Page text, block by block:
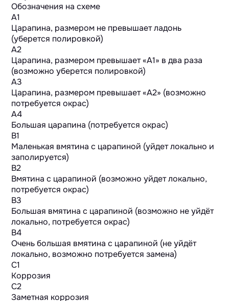
Обозначения на схеме
A1
Царапина, размером не превышает ладонь
(уберется полировкой)
A2
Царапина, размером превышает «А1» в два раза
(возможно уберется полировкой)
A3
Царапина, размером превышает «А2» (возможно
потребуется окрас)
A4
Большая царапина (потребуется окрас)
B1
Маленькая вмятина с царапиной (уйдет локально и
заполируется)
B2
Вмятина с царапиной (возможно уйдет локально,
потребуется окрас)
B3
Большая вмятина с царапиной (возможно не уйдёт
локально, потребуется окрас)
B4
Очень большая вмятина с царапиной (не уйдёт
локально, возможно потребуется замена)
C1
Коррозия
C2
Заметная коррозия